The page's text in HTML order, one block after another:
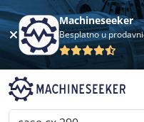
Machineseeker
Besplatno u